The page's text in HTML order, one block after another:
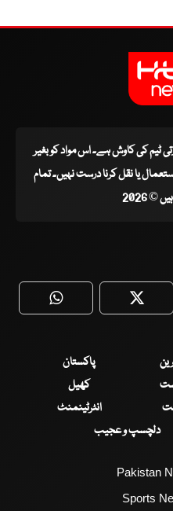
ٹیم کی کاوش ہے۔ اس مواد کو بغیر
یا نقل کرنا درست نہیں۔ تمام
2026
WhatsApp
پاکستان
کھیل
انٹرٹینمنٹ
دلچسپ و عجیب
Pakistan
Sports